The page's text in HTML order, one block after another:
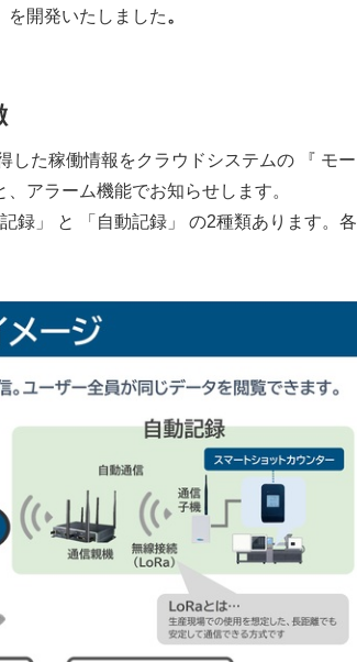
を開発いたしました。
た稼働情報をクラウドシステムの 『 モー
アラーム機能でお知らせします。
録」 と 「自動記録」 の2種類あります。各